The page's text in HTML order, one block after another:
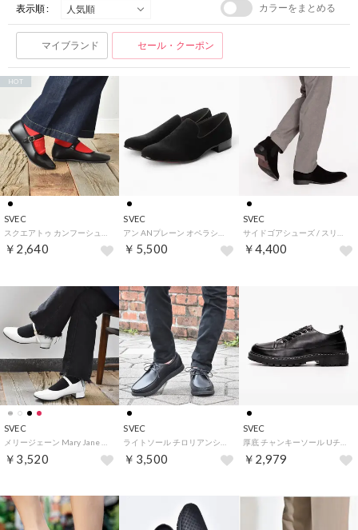
表示順 : カラーをまとめる
マイブランド セール・クーポン
SVEC
￥2,640
HOT
SVEC
￥5,500
SVEC
￥4,400
SVEC
￥3,520
SVEC
￥3,500
SVEC
￥2,979